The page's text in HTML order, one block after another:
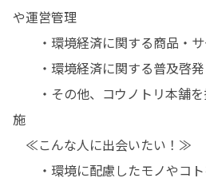
や運営管理
・環境経済に関する商品・サ
・環境経済に関する普及啓発
・その他、コウノトリ本舗を
施
≪こんな人に出会いたい！≫
・環境に配慮したモノやコト